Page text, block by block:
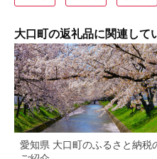
大口町の返礼品に関連して
愛知県 大口町のふるさと納税